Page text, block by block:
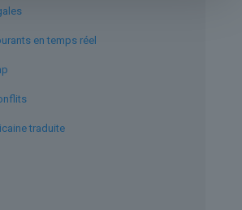
en temps réel
traduite